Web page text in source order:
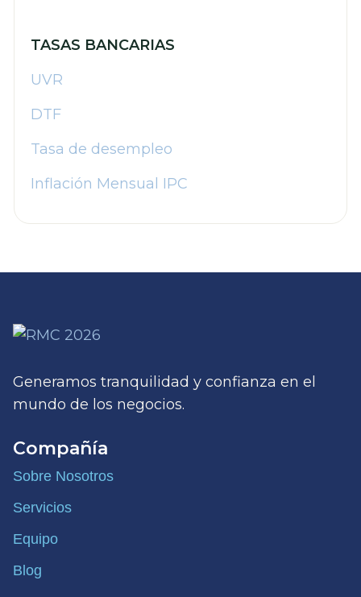
TASAS BANCARIAS
UVR
DTF
Tasa de desempleo
Inflación Mensual IPC
Generamos tranquilidad y confianza en el
mundo de los negocios.
Compañía
Sobre Nosotros
Servicios
Equipo
Blog